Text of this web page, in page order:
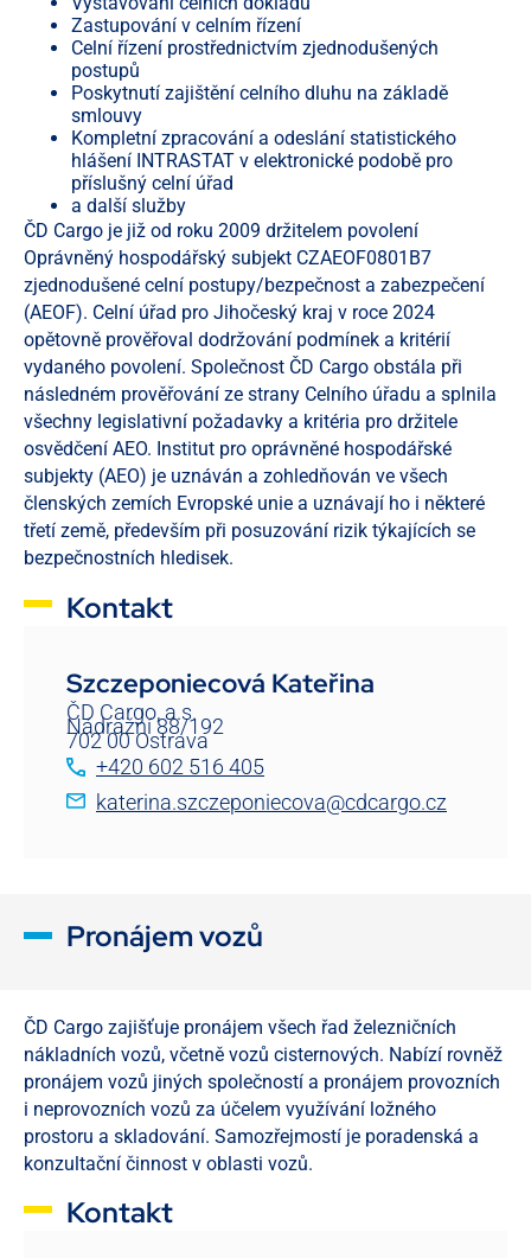
Zastupování v celním řízení
Celní řízení prostřednictvím zjednodušených
postupů
Poskytnutí zajištění celního dluhu na základě
smlouvy
Kompletní zpracování a odeslání statistického
hlášení INTRASTAT v elektronické podobě pro
příslušný celní úřad
a další služby
ČD Cargo je již od roku 2009 držitelem povolení
Oprávněný hospodářský subjekt CZAEOF0801B7
zjednodušené celní postupy/bezpečnost a zabezpečení
(AEOF). Celní úřad pro Jihočeský kraj v roce 2024
opětovně prověřoval dodržování podmínek a kritérií
vydaného povolení. Společnost ČD Cargo obstála při
následném prověřování ze strany Celního úřadu a splnila
všechny legislativní požadavky a kritéria pro držitele
osvědčení AEO. Institut pro oprávněné hospodářské
subjekty (AEO) je uznáván a zohledňován ve všech
členských zemích Evropské unie a uznávají ho i některé
třetí země, především při posuzování rizik týkajících se
bezpečnostních hledisek.
Kontakt
Szczeponiecová Kateřina
ČD Cargo, a.s.
Nádražní 88/192
702 00 Ostrava
+420 602 516 405
katerina.szczeponiecova@cdcargo.cz
Pronájem vozů
ČD Cargo zajišťuje pronájem všech řad železničních
nákladních vozů, včetně vozů cisternových. Nabízí rovněž
pronájem vozů jiných společností a pronájem provozních
i neprovozních vozů za účelem využívání ložného
prostoru a skladování. Samozřejmostí je poradenská a
konzultační činnost v oblasti vozů.
Kontakt